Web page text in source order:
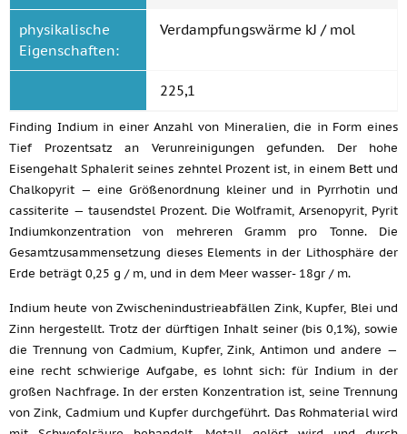
physikalische
Eigenschaften:
Verdampfungswärme kJ / mol
225,1
Finding Indium in einer Anzahl von Mineralien, die in Form eines
Tief Prozentsatz an Verunreinigungen gefunden. Der hohe
Eisengehalt Sphalerit seines zehntel Prozent ist, in einem Bett und
Chalkopyrit — eine Größenordnung kleiner und in Pyrrhotin und
cassiterite — tausendstel Prozent. Die Wolframit, Arsenopyrit, Pyrit
Indiumkonzentration von mehreren Gramm pro Tonne. Die
Gesamtzusammensetzung dieses Elements in der Lithosphäre der
Erde beträgt 0,25 g / m, und in dem Meer wasser- 18gr / m.
Indium heute von Zwischenindustrieabfällen Zink, Kupfer, Blei und
Zinn hergestellt. Trotz der dürftigen Inhalt seiner (bis 0,1%), sowie
die Trennung von Cadmium, Kupfer, Zink, Antimon und andere —
eine recht schwierige Aufgabe, es lohnt sich: für Indium in der
großen Nachfrage. In der ersten Konzentration ist, seine Trennung
von Zink, Cadmium und Kupfer durchgeführt. Das Rohmaterial wird